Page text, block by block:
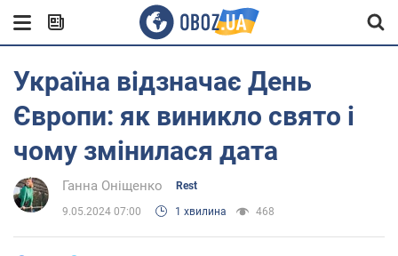
Україна відзначає День
Європи: як виникло свято і
чому змінилася дата
Ганна Оніщенко Rest
9.05.2024 07:00 1 хвилина 468